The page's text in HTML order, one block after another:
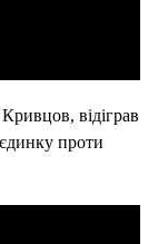
відіграв
проти